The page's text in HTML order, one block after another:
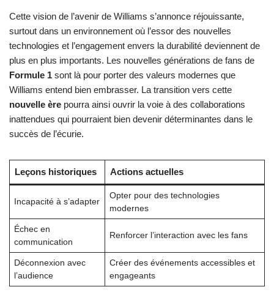
Cette vision de l’avenir de Williams s’annonce réjouissante,
surtout dans un environnement où l’essor des nouvelles
technologies et l’engagement envers la durabilité deviennent de
plus en plus importants. Les nouvelles générations de fans de
Formule 1 sont là pour porter des valeurs modernes que
Williams entend bien embrasser. La transition vers cette
nouvelle ère pourra ainsi ouvrir la voie à des collaborations
inattendues qui pourraient bien devenir déterminantes dans le
succès de l’écurie.
Leçons historiques Actions actuelles
Incapacité à s’adapter
Opter pour des technologies
modernes
Échec en
communication
Renforcer l’interaction avec les fans
Déconnexion avec
l’audience
Créer des événements accessibles et
engageants